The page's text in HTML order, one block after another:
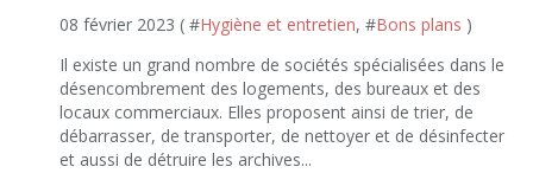
08 février 2023 ( #Hygiène et entretien, #Bons plans )
Il existe un grand nombre de sociétés spécialisées dans le
désencombrement des logements, des bureaux et des
locaux commerciaux. Elles proposent ainsi de trier, de
débarrasser, de transporter, de nettoyer et de désinfecter
et aussi de détruire les archives...